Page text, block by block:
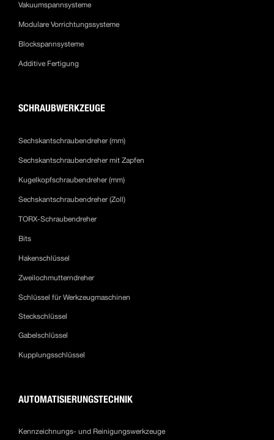
Vakuumspannsysteme
Modulare Vorrichtungssysteme
Blockspannsysteme
Additive Fertigung
SCHRAUBWERKZEUGE
Sechskantschraubendreher (mm)
Sechskantschraubendreher mit Zapfen
Kugelkopfschraubendreher (mm)
Sechskantschraubendreher (Zoll)
TORX-Schraubendreher
Bits
Hakenschlüssel
Zweilochmutterndreher
Schlüssel für Werkzeugmaschinen
Steckschlüssel
Gabelschlüssel
Kupplungsschlüssel
AUTOMATISIERUNGSTECHNIK
Kennzeichnungs- und Reinigungswerkzeuge